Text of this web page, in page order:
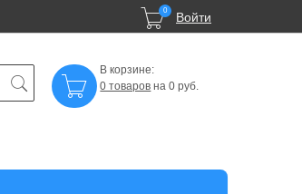
0 Войти

В корзине:
0 товаров на 0 руб.